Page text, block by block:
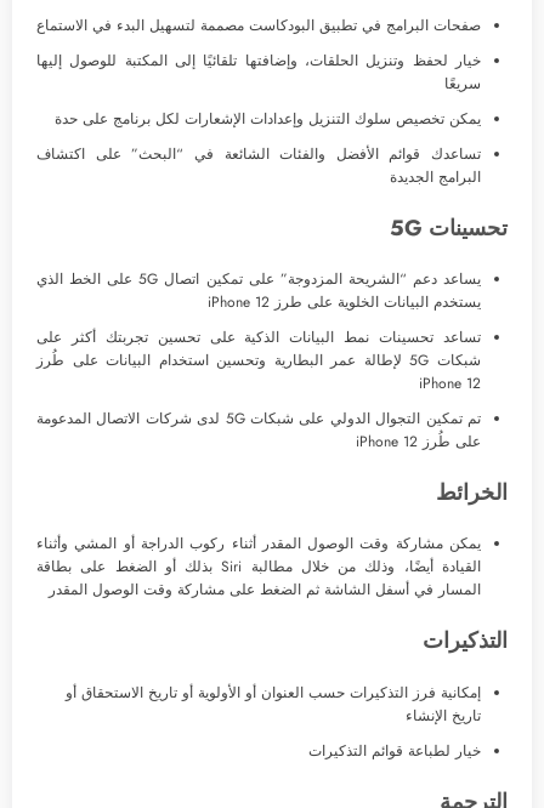
صفحات البرامج في تطبيق البودكاست مصممة لتسهيل البدء في الاستماع
خيار لحفظ وتنزيل الحلقات، وإضافتها تلقائيًا إلى المكتبة للوصول إليها
سريعًا
يمكن تخصيص سلوك التنزيل وإعدادات الإشعارات لكل برنامج على حدة
تساعدك قوائم الأفضل والفئات الشائعة في “البحث” على اكتشاف
البرامج الجديدة
تحسينات 5G
يساعد دعم “الشريحة المزدوجة” على تمكين اتصال 5G على الخط الذي
يستخدم البيانات الخلوية على طرز iPhone 12
تساعد تحسينات نمط البيانات الذكية على تحسين تجربتك أكثر على
شبكات 5G لإطالة عمر البطارية وتحسين استخدام البيانات على طُرز
iPhone 12
تم تمكين التجوال الدولي على شبكات 5G لدى شركات الاتصال المدعومة
على طُرز iPhone 12
الخرائط
يمكن مشاركة وقت الوصول المقدر أثناء ركوب الدراجة أو المشي وأثناء
القيادة أيضًا، وذلك من خلال مطالبة Siri بذلك أو الضغط على بطاقة
المسار في أسفل الشاشة ثم الضغط على مشاركة وقت الوصول المقدر
التذكيرات
إمكانية فرز التذكيرات حسب العنوان أو الأولوية أو تاريخ الاستحقاق أو
تاريخ الإنشاء
خيار لطباعة قوائم التذكيرات
الترجمة